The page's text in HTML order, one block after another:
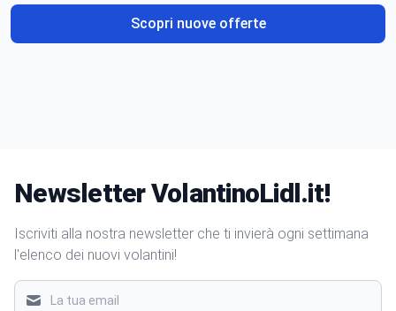
Scopri nuove offerte
Newsletter VolantinoLidl.it!
Iscriviti alla nostra newsletter che ti invierà ogni settimana
l'elenco dei nuovi volantini!